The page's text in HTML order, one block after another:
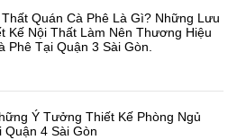
Quán Cà Phê Là Gì? Những Lưu
Kế Nội Thất Làm Nên Thương Hiệu
Phê Tại Quận 3 Sài Gòn.
Ý Tưởng Thiết Kế Phòng Ngủ
Quận 4 Sài Gòn